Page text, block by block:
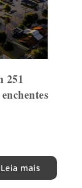
251
Leia mais